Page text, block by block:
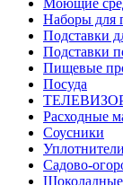
Наборы для
Подставки
Подставки
Пищевые
Посуда
Расходные
Соусники
Уплотнители
Садово-